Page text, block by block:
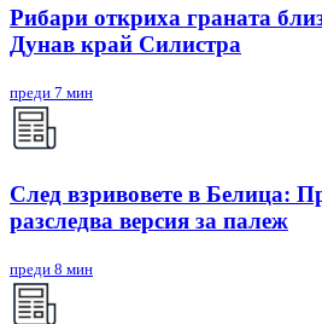
Рибари откриха граната
Дунав край Силистра
преди 7 мин
След взривовете в Белица:
разследва версия за палеж
преди 8 мин